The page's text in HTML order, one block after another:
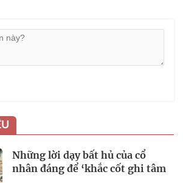
Những lời dạy bất hủ của cổ
nhân đáng để ‘khắc cốt ghi tâm